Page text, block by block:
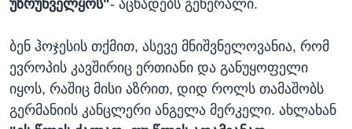
უზრუნველყოს"- აცხადებს გენერალი.
ბენ ჰოჯესის თქმით, ასევე მნიშვნელოვანია, რომ
ევროპის კავშირიც ერთიანი და განუყოფელი
იყოს, რაშიც მისი აზრით, დიდ როლს თამაშობს
გერმანიის კანცლერი ანგელა მერკელი. ახლახან